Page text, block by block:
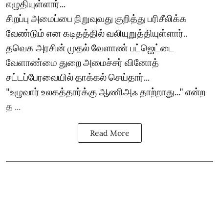
எழுதியுள்ளார்...
சிறப்பு அமைப்பை நிறுவுவது குறித்து பரிசீலிக்க
வேண்டும் என கடிதத்தில் வலியுறுத்தியுள்ளார்..
தவெக அரசின் முதல் வேளாண் பட்ஜெட்டை
வேளாண்மை துறை அமைச்சர் வினோத்
சட்டப்பேரவையில் தாக்கல் செய்தார்...
"உழுவார் உலகத்தார்க்கு ஆணிஅஃ தாற்றாது..." என்ற
த ...
Read More